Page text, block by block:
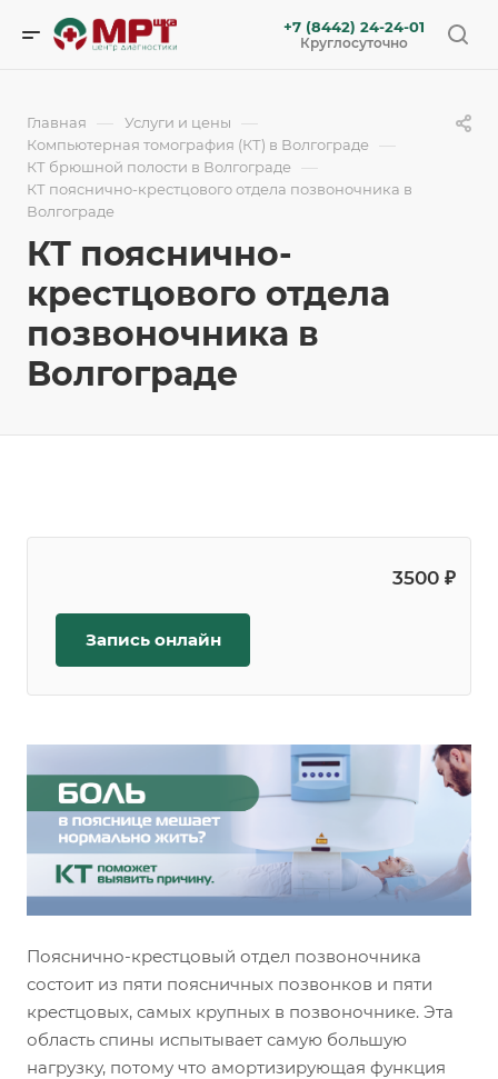
+7 (8442) 24-24-01
Круглосуточно
Главная — Услуги и цены —
Компьютерная томография (КТ) в Волгограде —
КТ брюшной полости в Волгограде —
КТ пояснично-крестцового отдела позвоночника в
Волгограде
КТ пояснично-
крестцового отдела
позвоночника в
Волгограде
3500 ₽
Запись онлайн
Пояснично-крестцовый отдел позвоночника
состоит из пяти поясничных позвонков и пяти
крестцовых, самых крупных в позвоночнике. Эта
область спины испытывает самую большую
нагрузку, потому что амортизирующая функция